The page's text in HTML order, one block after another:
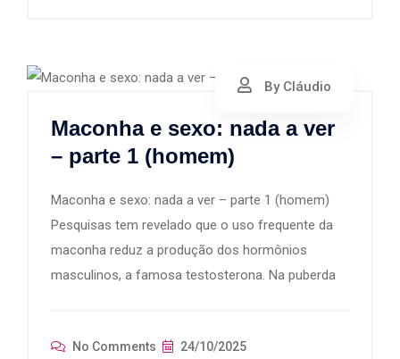
By Cláudio
Maconha e sexo: nada a ver
– parte 1 (homem)
Maconha e sexo: nada a ver – parte 1 (homem)
Pesquisas tem revelado que o uso frequente da
maconha reduz a produção dos hormônios
masculinos, a famosa testosterona. Na puberda
No Comments 24/10/2025